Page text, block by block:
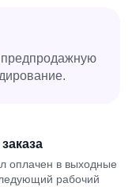
предпродажную
оплачен в выходные
рабочий